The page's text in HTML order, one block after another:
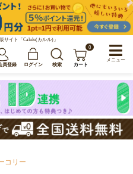
サイト「Calulu(カルル)」
員登録 ログイン 検索
0
カート
コリー
メニュー